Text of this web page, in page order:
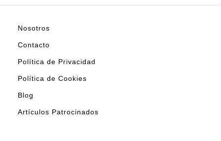
Nosotros
Contacto
Política de Privacidad
Política de Cookies
Blog
Artículos Patrocinados